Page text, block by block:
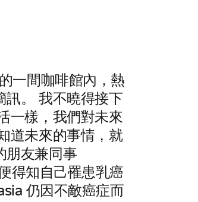
一間咖啡館內，熱
訊。 我不曉得接下
一樣，我們對未來
道未來的事情，就
朋友兼同事
得知自己罹患乳癌
仍因不敵癌症而